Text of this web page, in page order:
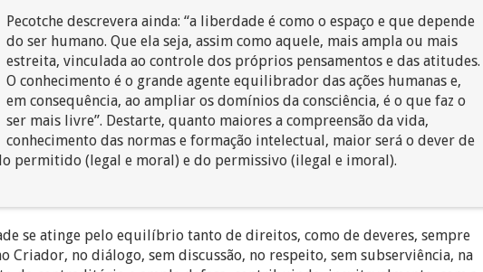
do ser humano. Que ela seja, assim como aquele, mais ampla ou mais
estreita, vinculada ao controle dos próprios pensamentos e das atitudes.
O conhecimento é o grande agente equilibrador das ações humanas e,
em consequência, ao ampliar os domínios da consciência, é o que faz o
ser mais livre”. Destarte, quanto maiores a compreensão da vida,
conhecimento das normas e formação intelectual, maior será o dever de
permitido (legal e moral) e do permissivo (ilegal e imoral).
Criador, no diálogo, sem discussão, no respeito, sem subserviência, na
do contraditório e ampla defesa, contribuindo, inevitavelmente, com a